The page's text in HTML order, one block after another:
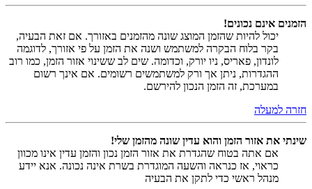
הזמנים אינם נכונים!
יכול להיות שהזמן המוצג שונה מהזמנים באזורך. אם זאת הבעיה,
בקר בלוח הבקרה למשתמש ושנה את הזמן על פי אזורך, לדוגמה
לונדון, פאריס, ניו יורק, וכדומה. שים לב ששינוי אזור הזמן, כמו רוב
ההגדרות, ניתן אך ורק למשתמשים רשומים. אם אינך רשום
במערכת, זה הזמן הנכון להירשם.
חזרה למעלה
שינתי את אזור הזמן והוא עדין שונה מהזמן שלי!
אם אתה בטוח שהגדרת את אזור הזמן נכון והזמן עדין אינו מכוון
כראוי, אז כנראה והשעה המוגדרת בשרת אינה נכונה. אנא יידע
מנהל ראשי כדי לתקן את הבעיה